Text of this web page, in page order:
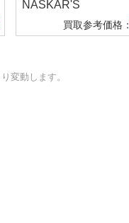
NASKAR'S
買取参考価格：
変動します。